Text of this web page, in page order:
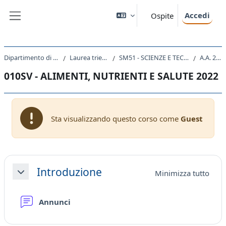
Ospite Accedi
Dipartimento di Scienze della Vita Laurea triennale (DM270) SM51 - SCIENZE E TECNOLOGIE BIOLOGICHE A.A. 2022 - 2023
010SV - ALIMENTI, NUTRIENTI E SALUTE 2022
Sta visualizzando questo corso come Guest
Schema della sezione
MinimizzaIntroduzione Minimizza tutto
Annunci